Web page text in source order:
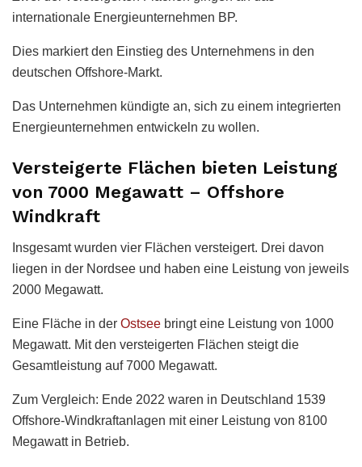
internationale Energieunternehmen BP.
Dies markiert den Einstieg des Unternehmens in den
deutschen Offshore-Markt.
Das Unternehmen kündigte an, sich zu einem integrierten
Energieunternehmen entwickeln zu wollen.
Versteigerte Flächen bieten Leistung
von 7000 Megawatt – Offshore
Windkraft
Insgesamt wurden vier Flächen versteigert. Drei davon
liegen in der Nordsee und haben eine Leistung von jeweils
2000 Megawatt.
Eine Fläche in der Ostsee bringt eine Leistung von 1000
Megawatt. Mit den versteigerten Flächen steigt die
Gesamtleistung auf 7000 Megawatt.
Zum Vergleich: Ende 2022 waren in Deutschland 1539
Offshore-Windkraftanlagen mit einer Leistung von 8100
Megawatt in Betrieb.